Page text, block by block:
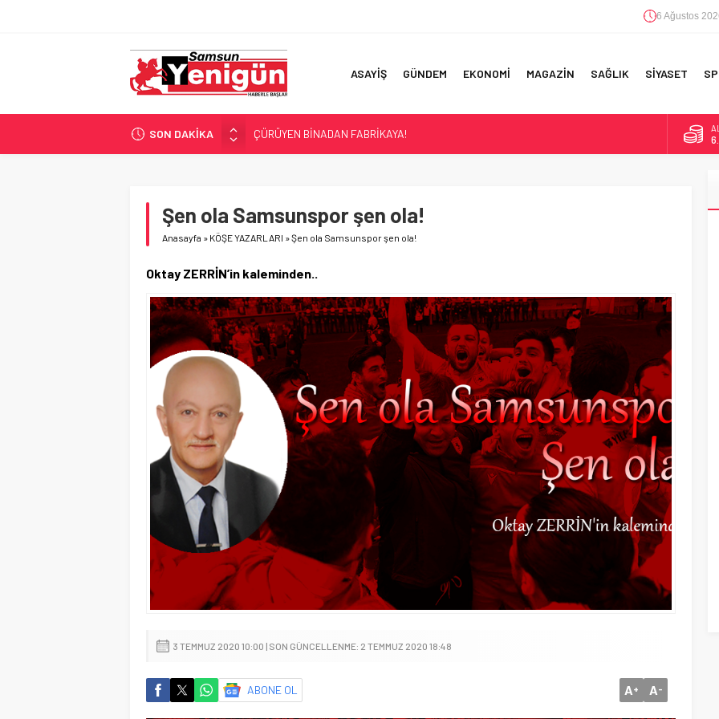
6 Ağustos
ASAYİŞ GÜNDEM EKONOMİ MAGAZİN SAĞLIK SİYASET
SON DAKİKA
ÇÜRÜYEN BİNADAN FABRİKAYA!
SAMSUN YANACAK!
TEKNOFEST’TE ‘ÇİFTE’ TEMSİL
Şen ola Samsunspor şen ola!
Anasayfa » KÖŞE YAZARLARI »Şen ola Samsunspor şen ola!
Oktay ZERRİN’in kaleminden..
3 TEMMUZ 2020 10:00 | SON GÜNCELLENME: 2 TEMMUZ 2020 18:48
ABONE OL A+ A-